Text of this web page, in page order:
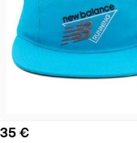
35 €